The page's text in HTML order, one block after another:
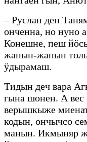
– Руслан ден
онченна, но нуно
Конешне, пеш
жапын-жапын
ӱдырамаш.
Тидын деч вара
гына шонен. А
верышкыже
кодын, ончычсо
манын. Икмыняр